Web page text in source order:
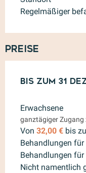
Regelmäßiger
Preise
ab1 Februar
Bis zum 31
Erwachsene
ganztägiger Zugang
Von 32,00 € bis zu
Behandlungen
Behandlungen
Nicht namentlich